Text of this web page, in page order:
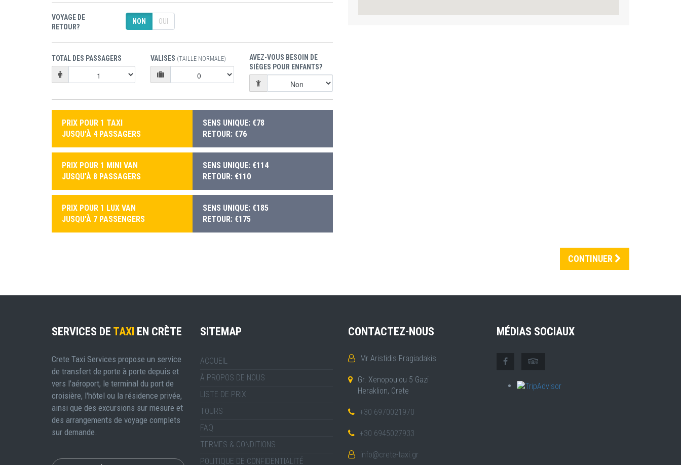
VOYAGE DE
RETOUR?
NON OUI
TOTAL DES PASSAGERS VALISES (TAILLE NORMALE)
AVEZ-VOUS BESOIN DE
SIÈGES POUR ENFANTS?
PRIX POUR 1 TAXI
JUSQU'À 4 PASSAGERS
SENS UNIQUE: €78
RETOUR: €76
PRIX POUR 1 MINI VAN
JUSQU'À 8 PASSAGERS
SENS UNIQUE: €114
RETOUR: €110
PRIX POUR 1 LUX VAN
JUSQU'À 7 PASSENGERS
SENS UNIQUE: €185
RETOUR: €175
CONTINUER
SERVICES DE TAXI EN CRÈTE
Crete Taxi Services propose un service
de transfert de porte à porte depuis et
vers l'aéroport, le terminal du port de
croisière, l'hôtel ou la résidence privée,
ainsi que des excursions sur mesure et
des arrangements de voyage complets
sur demande.
SITEMAP
ACCUEIL
À PROPOS DE NOUS
LISTE DE PRIX
TOURS
FAQ
TERMES & CONDITIONS
POLITIQUE DE CONFIDENTIALITÉ
CONTACTEZ-NOUS
Mr Aristidis Fragiadakis
Gr. Xenopoulou 5 Gazi
Heraklion, Crete
+30 6970021970
+30 6945027933
info@crete-taxi.gr
MÉDIAS SOCIAUX